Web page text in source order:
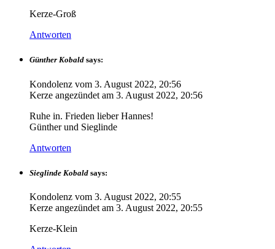
Kerze-Groß
Antworten
Günther Kobald says:
Kondolenz vom 3. August 2022, 20:56
Kerze angezündet am 3. August 2022, 20:56
Ruhe in. Frieden lieber Hannes!
Günther und Sieglinde
Antworten
Sieglinde Kobald says:
Kondolenz vom 3. August 2022, 20:55
Kerze angezündet am 3. August 2022, 20:55
Kerze-Klein